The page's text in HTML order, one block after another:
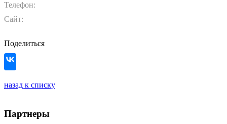
Телефон:
Сайт:
Поделиться
назад к списку
Партнеры